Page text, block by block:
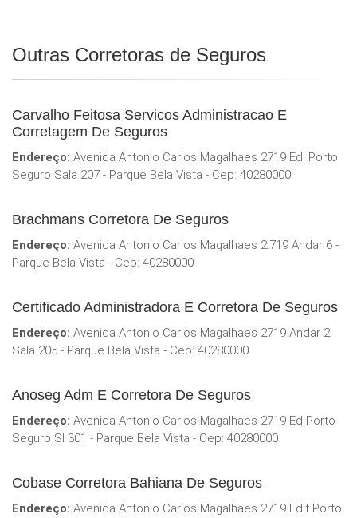
Outras Corretoras de Seguros
Carvalho Feitosa Servicos Administracao E
Corretagem De Seguros
Endereço: Avenida Antonio Carlos Magalhaes 2719 Ed. Porto
Seguro Sala 207 - Parque Bela Vista - Cep: 40280000
Brachmans Corretora De Seguros
Endereço: Avenida Antonio Carlos Magalhaes 2.719 Andar 6 -
Parque Bela Vista - Cep: 40280000
Certificado Administradora E Corretora De Seguros
Endereço: Avenida Antonio Carlos Magalhaes 2719 Andar 2
Sala 205 - Parque Bela Vista - Cep: 40280000
Anoseg Adm E Corretora De Seguros
Endereço: Avenida Antonio Carlos Magalhaes 2719 Ed Porto
Seguro Sl 301 - Parque Bela Vista - Cep: 40280000
Cobase Corretora Bahiana De Seguros
Endereço: Avenida Antonio Carlos Magalhaes 2719 Edif Porto